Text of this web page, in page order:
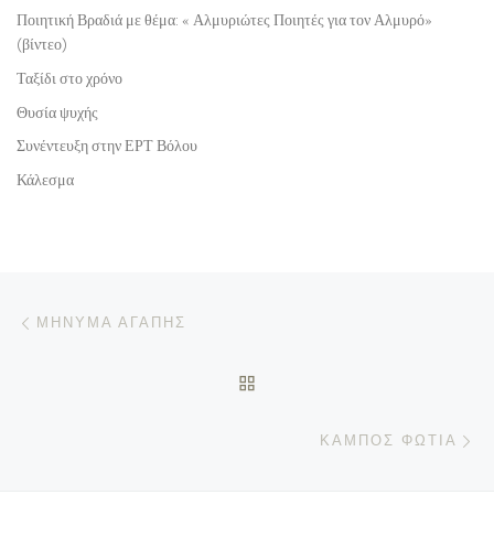
Ποιητική Βραδιά με θέμα: « Αλμυριώτες Ποιητές για τον Αλμυρό»
(βίντεο)
Ταξίδι στο χρόνο
Θυσία ψυχής
Συνέντευξη στην ΕΡΤ Βόλου
Κάλεσμα
Πλοήγηση δημοσιεύσεων
ΜΉΝΥΜΑ ΑΓΆΠΗΣ
ΚΆΜΠΟΣ ΦΩΤΙΆ